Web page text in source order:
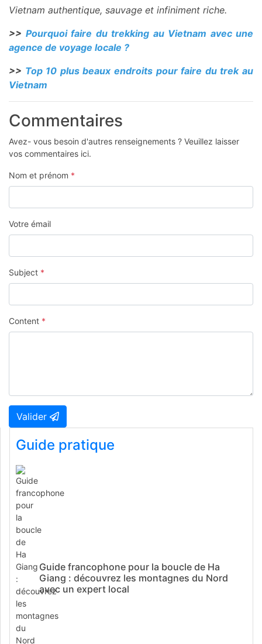
Vietnam authentique, sauvage et infiniment riche.
>> Pourquoi faire du trekking au Vietnam avec une
agence de voyage locale ?
>> Top 10 plus beaux endroits pour faire du trek au
Vietnam
Commentaires
Avez- vous besoin d'autres renseignements ? Veuillez laisser
vos commentaires ici.
Nom et prénom *
Votre émail
Subject *
Content *
Valider
Guide pratique
Guide francophone pour la boucle de Ha
Giang : découvrez les montagnes du Nord
avec un expert local